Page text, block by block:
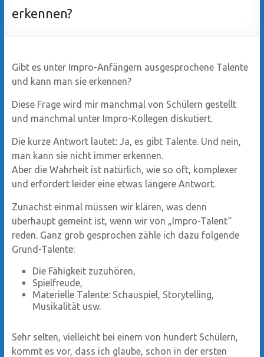
erkennen?
Gibt es unter Impro-Anfängern ausgesprochene Talente
und kann man sie erkennen?
Diese Frage wird mir manchmal von Schülern gestellt
und manchmal unter Impro-Kollegen diskutiert.
Die kurze Antwort lautet: Ja, es gibt Talente. Und nein,
man kann sie nicht immer erkennen.
Aber die Wahrheit ist natürlich, wie so oft, komplexer
und erfordert leider eine etwas längere Antwort.
Zunächst einmal müssen wir klären, was denn
überhaupt gemeint ist, wenn wir von „Impro-Talent“
reden. Ganz grob gesprochen zähle ich dazu folgende
Grund-Talente:
Die Fähigkeit zuzuhören,
Spielfreude,
Materielle Talente: Schauspiel, Storytelling,
Musikalität usw.
Sehr selten, vielleicht bei einem von hundert Schülern,
kommt es vor, dass ich glaube, schon in der ersten